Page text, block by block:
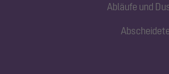
Abläufe und